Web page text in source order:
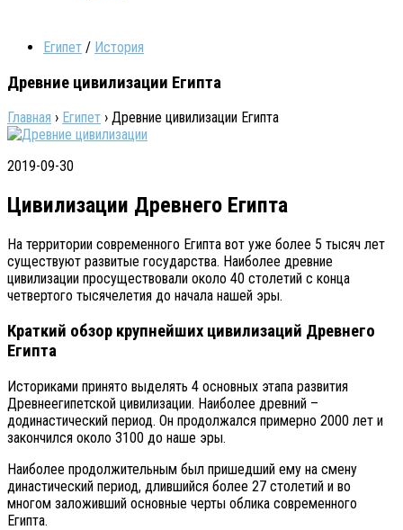
Египет / История
Древние цивилизации Египта
Главная › Египет › Древние цивилизации Египта
2019-09-30
Цивилизации Древнего Египта
На территории современного Египта вот уже более 5 тысяч лет
существуют развитые государства. Наиболее древние
цивилизации просуществовали около 40 столетий с конца
четвертого тысячелетия до начала нашей эры.
Краткий обзор крупнейших цивилизаций Древнего
Египта
Историками принято выделять 4 основных этапа развития
Древнеегипетской цивилизации. Наиболее древний –
додинастический период. Он продолжался примерно 2000 лет и
закончился около 3100 до наше эры.
Наиболее продолжительным был пришедший ему на смену
династический период, длившийся более 27 столетий и во
многом заложивший основные черты облика современного
Египта.